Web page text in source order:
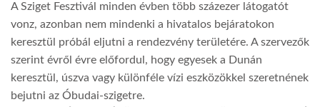
A Sziget Fesztivál minden évben több százezer látogatót
vonz, azonban nem mindenki a hivatalos bejáratokon
keresztül próbál eljutni a rendezvény területére. A szervezők
szerint évről évre előfordul, hogy egyesek a Dunán
keresztül, úszva vagy különféle vízi eszközökkel szeretnének
bejutni az Óbudai-szigetre.